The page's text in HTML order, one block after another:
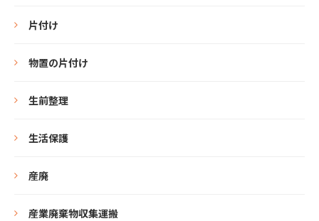
片付け
物置の片付け
生前整理
生活保護
産廃
産業廃棄物収集運搬